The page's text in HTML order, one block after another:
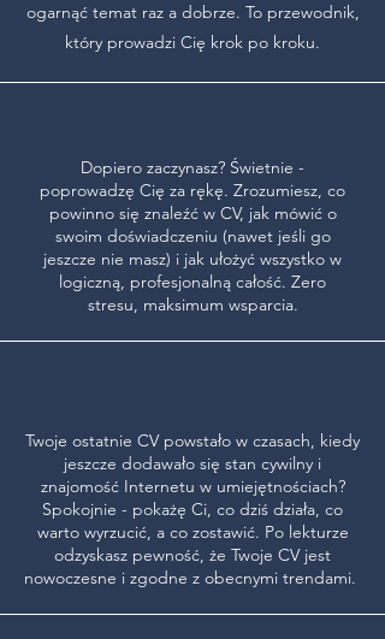
ogarnąć temat raz a dobrze. To przewodnik,
który prowadzi Cię krok po kroku.
Dopiero zaczynasz? Świetnie -
poprowadzę Cię za rękę. Zrozumiesz, co
powinno się znaleźć w CV, jak mówić o
swoim doświadczeniu (nawet jeśli go
jeszcze nie masz) i jak ułożyć wszystko w
logiczną, profesjonalną całość. Zero
stresu, maksimum wsparcia.
Twoje ostatnie CV powstało w czasach, kiedy
jeszcze dodawało się stan cywilny i
znajomość Internetu w umiejętnościach?
Spokojnie - pokażę Ci, co dziś działa, co
warto wyrzucić, a co zostawić. Po lekturze
odzyskasz pewność, że Twoje CV jest
nowoczesne i zgodne z obecnymi trendami.